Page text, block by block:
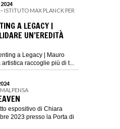
ISTITUTO MAX PLANCK PER
A LEGACY |
UN’EREDITÀ
a Legacy | Mauro
raccoglie più di t...
espositivo di Chiara
2023 presso la Porta di